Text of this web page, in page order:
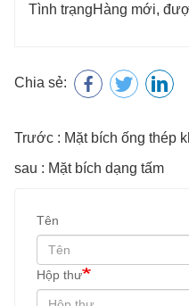
Tình trạngHàng mới,
Chia sẻ:
Trước : Mặt bích ống thép
sau : Mặt bích dạng tấm
Tên
Hộp thư